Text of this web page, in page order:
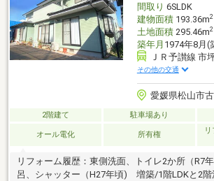
間取り 6SLDK
建物面積193.36m2
土地面積295.46m2
築年月 1974年8月(
ＪＲ予讃線 市
その他の交通
愛媛県松山市古
2階建て 駐車場あり
オール電化 所有権
リフォーム履歴：東側洗面、トイレ2か所（
呂、シャッター（H27年頃) 増築/1階LDKと2階